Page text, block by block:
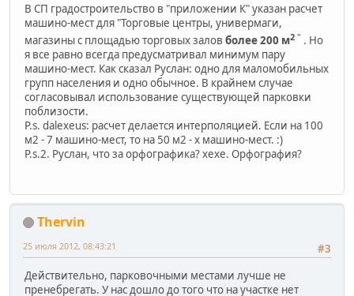
В СП градостроительство в "приложении К" указан расчет
машино-мест для "Торговые центры, универмаги,
магазины с площадью торговых залов более 200 м2 " . Но
я все равно всегда предусматривал минимум пару
машино-мест. Как сказал Руслан: одно для маломобильных
групп населения и одно обычное. В крайнем случае
согласовывал использование существующей парковки
поблизости.
P.s. dalexeus: расчет делается интерполяцией. Если на 100
м2 - 7 машино-мест, то на 50 м2 - х машино-мест. :)
P.s.2. Руслан, что за орфографика? хехе. Орфография?
Thervin
#3
25 июля 2012, 08:43:21
Действительно, парковочными местами лучше не
пренебрегать. У нас дошло до того что на участке нет